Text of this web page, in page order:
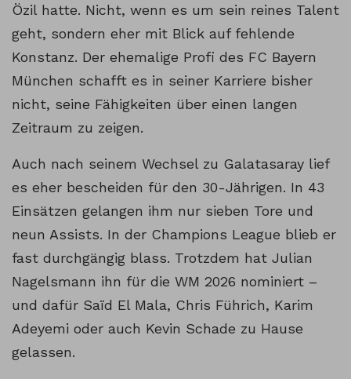
Özil hatte. Nicht, wenn es um sein reines Talent
geht, sondern eher mit Blick auf fehlende
Konstanz. Der ehemalige Profi des FC Bayern
München schafft es in seiner Karriere bisher
nicht, seine Fähigkeiten über einen langen
Zeitraum zu zeigen.
Auch nach seinem Wechsel zu Galatasaray lief
es eher bescheiden für den 30-Jährigen. In 43
Einsätzen gelangen ihm nur sieben Tore und
neun Assists. In der Champions League blieb er
fast durchgängig blass. Trotzdem hat Julian
Nagelsmann ihn für die WM 2026 nominiert –
und dafür Saïd El Mala, Chris Führich, Karim
Adeyemi oder auch Kevin Schade zu Hause
gelassen.